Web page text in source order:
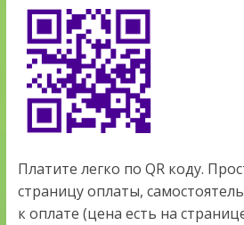
Платите легко по QR коду.
страницу оплаты,
к оплате (цена есть на